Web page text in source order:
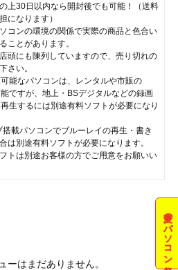
上30日以内なら開封後でも可能！（送料
になります）
コンの環境の関係で実際の商品と色合い
ことがあります。
頭にも陳列していますので、売り切れの
さい。
可能なパソコンは、レンタルや市販の
ですが、地上・BSデジタルなどの録画
生するには別途有料ソフトが必要になり
搭載パソコンでブルーレイの再生・書き
は別途有料ソフトが必要になります。
は別途お客様の方でご用意をお願いい
ーはまだありません。
夏のパソコン祭